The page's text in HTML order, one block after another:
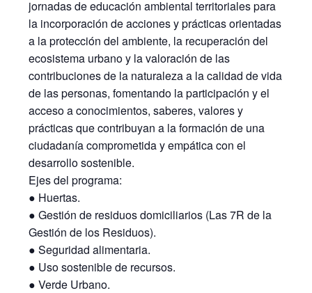
jornadas de educación ambiental territoriales para
la incorporación de acciones y prácticas orientadas
a la protección del ambiente, la recuperación del
ecosistema urbano y la valoración de las
contribuciones de la naturaleza a la calidad de vida
de las personas, fomentando la participación y el
acceso a conocimientos, saberes, valores y
prácticas que contribuyan a la formación de una
ciudadanía comprometida y empática con el
desarrollo sostenible.
Ejes del programa:
● Huertas.
● Gestión de residuos domiciliarios (Las 7R de la
Gestión de los Residuos).
● Seguridad alimentaria.
● Uso sostenible de recursos.
● Verde Urbano.